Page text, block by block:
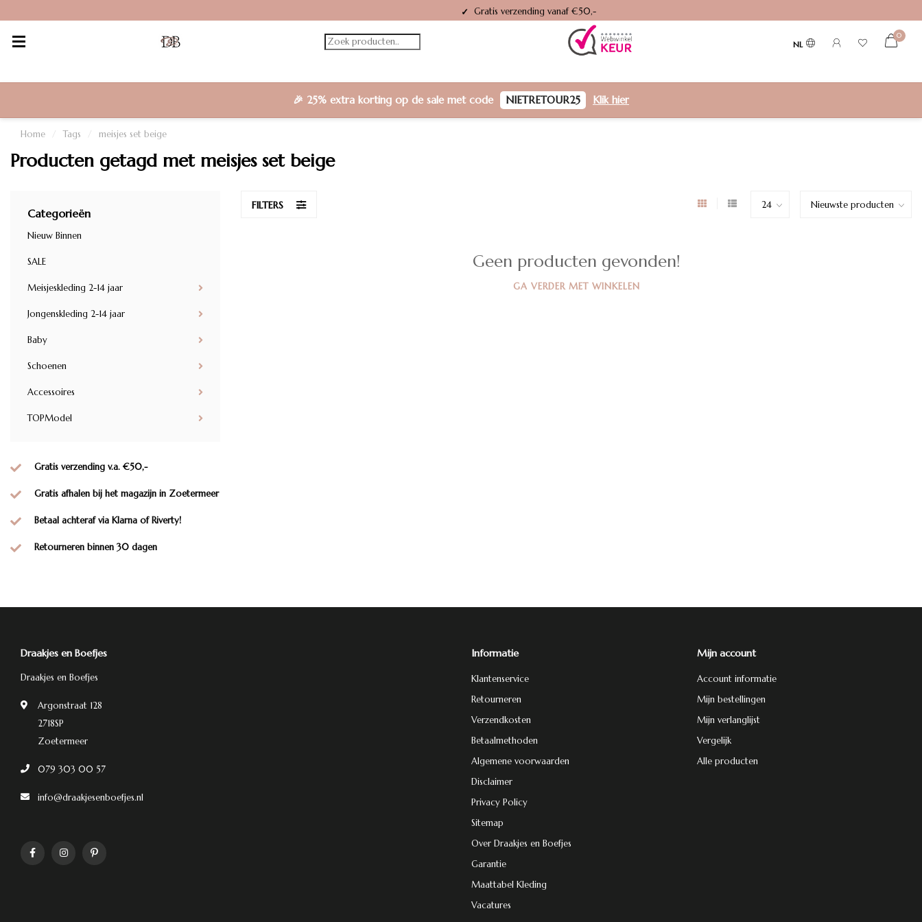
✓ Gratis verzending vanaf €50,-
NL
0
🎉 25% extra korting op de sale met code NIETRETOUR25 Klik hier
Home / Tags / meisjes set beige
Producten getagd met meisjes set beige
Categorieën
Nieuw Binnen
SALE
Meisjeskleding 2-14 jaar
Jongenskleding 2-14 jaar
Baby
Schoenen
Accessoires
TOPModel
Gratis verzending v.a. €50,-
Gratis afhalen bij het magazijn in Zoetermeer
Betaal achteraf via Klarna of Riverty!
Retourneren binnen 30 dagen
FILTERS
Geen producten gevonden!
GA VERDER MET WINKELEN
Draakjes en Boefjes
Draakjes en Boefjes
Argonstraat 128
2718SP
Zoetermeer
079 303 00 57
info@draakjesenboefjes.nl
Informatie
Klantenservice
Retourneren
Verzendkosten
Betaalmethoden
Algemene voorwaarden
Disclaimer
Privacy Policy
Sitemap
Over Draakjes en Boefjes
Garantie
Maattabel Kleding
Vacatures
Mijn account
Account informatie
Mijn bestellingen
Mijn verlanglijst
Vergelijk
Alle producten